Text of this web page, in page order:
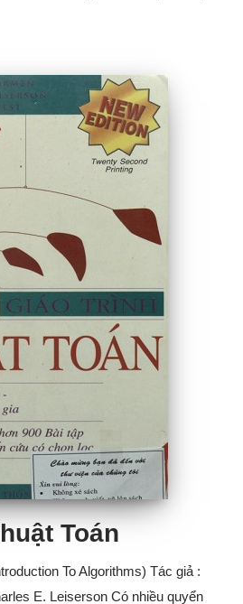
Toán
To Algorithms) Tác giả :
E. Leiserson Có nhiều quyển